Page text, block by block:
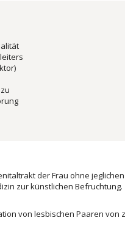
der Frau ohne
zur künstlichen Befruchtung.
von lesbischen Paaren